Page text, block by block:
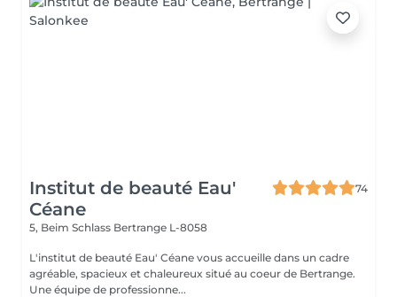
Institut de beauté Eau'
Céane
74
5, Beim Schlass Bertrange L-8058
L'institut de beauté Eau' Céane vous accueille dans un cadre
agréable, spacieux et chaleureux situé au coeur de Bertrange.
Une équipe de professionne...